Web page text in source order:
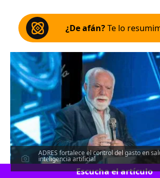
¿De afán?Te lo
ADRES fortalece el control del gasto en
inteligencia artificial
Escucha el artículo